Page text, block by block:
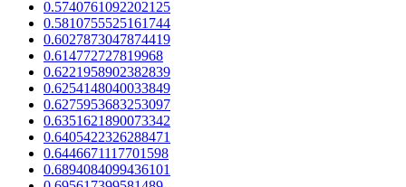
0.5740761092202125
0.5810755525161744
0.6027873047874419
0.614772727819968
0.6221958902382839
0.6254148040033849
0.6275953683253097
0.6351621890073342
0.6405422326288471
0.6446671117701598
0.6894084099436101